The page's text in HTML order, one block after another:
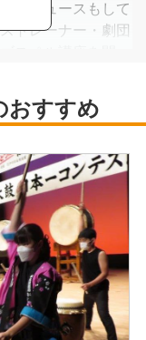
ロデュースもして
トレーナー・劇団